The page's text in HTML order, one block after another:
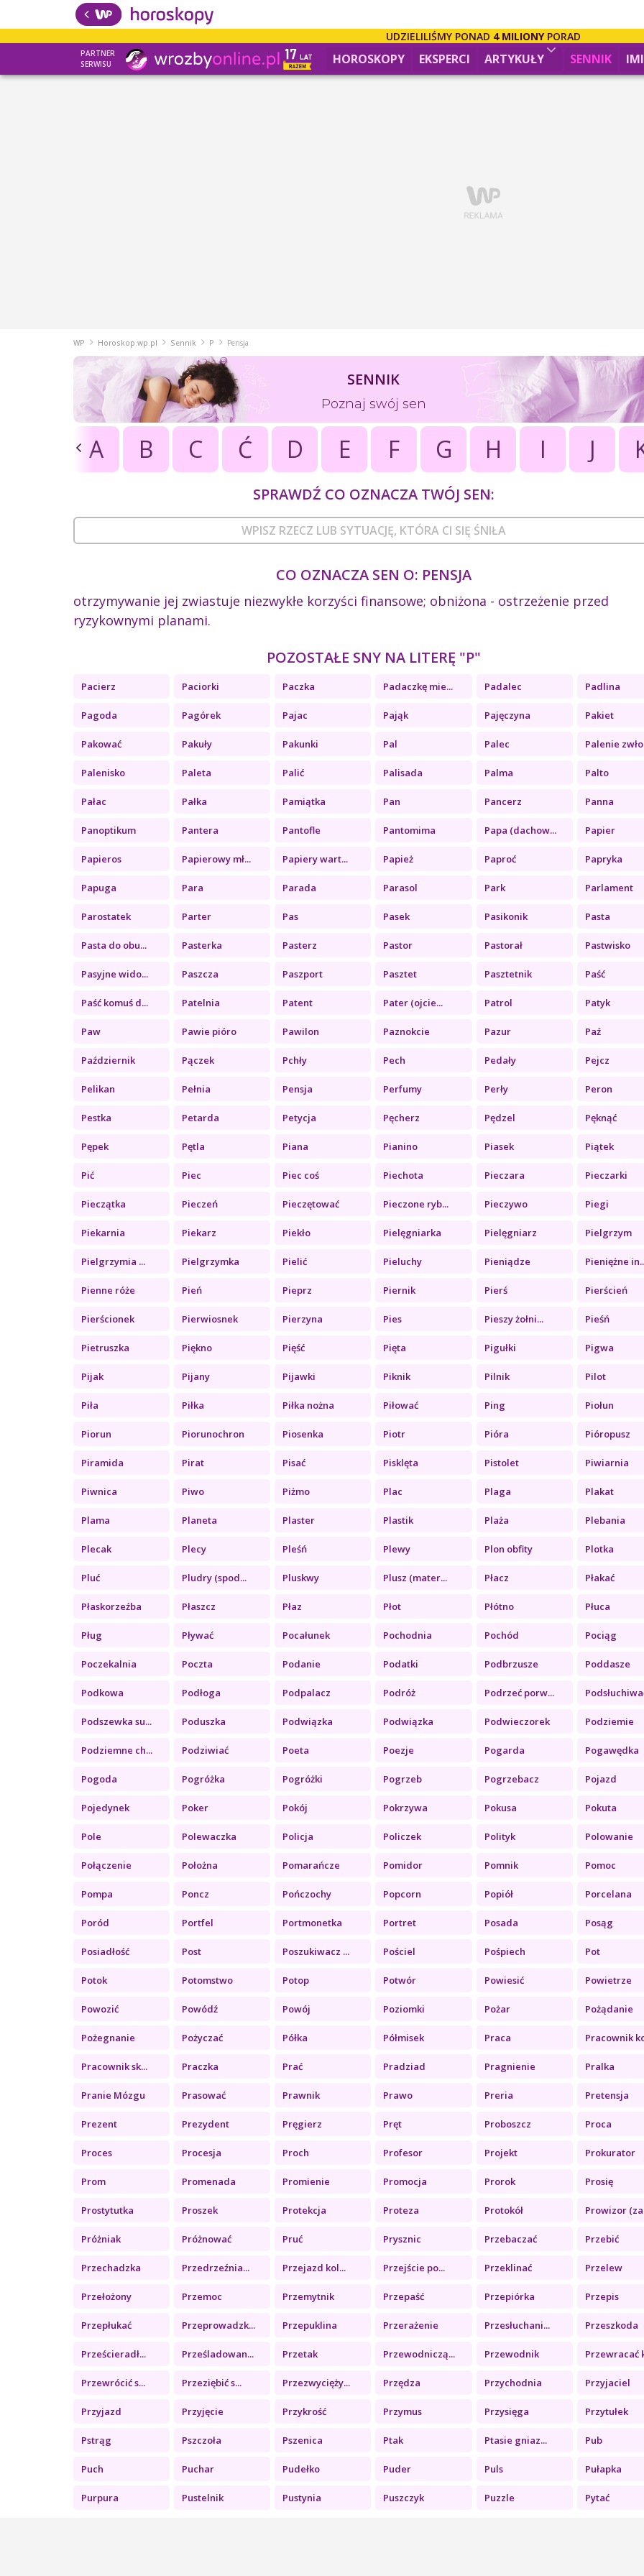
UDZIELILIŚMY PONAD 4 MILIONYPORAD
PARTNER
SERWISU
HOROSKOPY EKSPERCI ARTYKUŁY SENNIK
WP Horoskop.wp.pl Sennik P Pensja
SENNIK
Poznaj swój sen
A B C Ć D E F G H I J
SPRAWDŹ CO OZNACZA TWÓJ SEN:
CO OZNACZA SEN O: PENSJA
otrzymywanie jej zwiastuje niezwykłe korzyści finansowe; obniżona - ostrzeżenie przed
ryzykownymi planami.
POZOSTAŁE SNY NA LITERĘ "P"
Pacierz Paciorki Paczka Padaczkę mie... Padalec Padlina
Pagoda Pagórek Pajac Pająk Pajęczyna Pakiet
Pakować Pakuły Pakunki Pal Palec Palenie
Palenisko Paleta Palić Palisada Palma Palto
Pałac Pałka Pamiątka Pan Pancerz Panna
Panoptikum Pantera Pantofle Pantomima Papa (dachow... Papier
Papieros Papierowy mł... Papiery wart... Papież Paproć Papryka
Papuga Para Parada Parasol Park Parlament
Parostatek Parter Pas Pasek Pasikonik Pasta
Pasta do obu... Pasterka Pasterz Pastor Pastorał Pastwisko
Pasyjne wido... Paszcza Paszport Pasztet Pasztetnik Paść
Paść komuś d... Patelnia Patent Pater (ojcie... Patrol Patyk
Paw Pawie pióro Pawilon Paznokcie Pazur Paź
Październik Pączek Pchły Pech Pedały Pejcz
Pelikan Pełnia Pensja Perfumy Perły Peron
Pestka Petarda Petycja Pęcherz Pędzel Pęknąć
Pępek Pętla Piana Pianino Piasek Piątek
Pić Piec Piec coś Piechota Pieczara Pieczarki
Pieczątka Pieczeń Pieczętować Pieczone ryb... Pieczywo Piegi
Piekarnia Piekarz Piekło Pielęgniarka Pielęgniarz Pielgrzym
Pielgrzymia ... Pielgrzymka Pielić Pieluchy Pieniądze Pieniężne
Pienne róże Pień Pieprz Piernik Pierś Pierścień
Pierścionek Pierwiosnek Pierzyna Pies Pieszy żołni... Pieśń
Pietruszka Piękno Pięść Pięta Pigułki Pigwa
Pijak Pijany Pijawki Piknik Pilnik Pilot
Piła Piłka Piłka nożna Piłować Ping Piołun
Piorun Piorunochron Piosenka Piotr Pióra Pióropusz
Piramida Pirat Pisać Pisklęta Pistolet Piwiarnia
Piwnica Piwo Piżmo Plac Plaga Plakat
Plama Planeta Plaster Plastik Plaża Plebania
Plecak Plecy Pleśń Plewy Plon obfity Plotka
Pluć Pludry (spod... Pluskwy Plusz (mater... Płacz Płakać
Płaskorzeźba Płaszcz Płaz Płot Płótno Płuca
Pług Pływać Pocałunek Pochodnia Pochód Pociąg
Poczekalnia Poczta Podanie Podatki Podbrzusze Poddasze
Podkowa Podłoga Podpalacz Podróż Podrzeć porw...
Podszewka su... Poduszka Podwiązka Podwiązka Podwieczorek Podziemie
Podziemne ch... Podziwiać Poeta Poezje Pogarda Pogawędka
Pogoda Pogróżka Pogróżki Pogrzeb Pogrzebacz Pojazd
Pojedynek Poker Pokój Pokrzywa Pokusa Pokuta
Pole Polewaczka Policja Policzek Polityk Polowanie
Połączenie Położna Pomarańcze Pomidor Pomnik Pomoc
Pompa Poncz Pończochy Popcorn Popiół Porcelana
Poród Portfel Portmonetka Portret Posada Posąg
Posiadłość Post Poszukiwacz ... Pościel Pośpiech Pot
Potok Potomstwo Potop Potwór Powiesić Powietrze
Powozić Powódź Powój Poziomki Pożar Pożądanie
Pożegnanie Pożyczać Półka Półmisek Praca Pracownik
Pracownik sk... Praczka Prać Pradziad Pragnienie Pralka
Pranie Mózgu Prasować Prawnik Prawo Preria Pretensja
Prezent Prezydent Pręgierz Pręt Proboszcz Proca
Proces Procesja Proch Profesor Projekt Prokurator
Prom Promenada Promienie Promocja Prorok Prosię
Prostytutka Proszek Protekcja Proteza Protokół Prowizor
Próżniak Próżnować Pruć Prysznic Przebaczać Przebić
Przechadzka Przedrzeźnia... Przejazd kol... Przejście po... Przeklinać Przelew
Przełożony Przemoc Przemytnik Przepaść Przepiórka Przepis
Przepłukać Przeprowadzk... Przepuklina Przerażenie Przesłuchani... Przeszkoda
Prześcieradł... Prześladowan... Przetak Przewodniczą... Przewodnik Przewracać
Przewrócić s... Przeziębić s... Przezwycięży... Przędza Przychodnia Przyjaciel
Przyjazd Przyjęcie Przykrość Przymus Przysięga Przytułek
Pstrąg Pszczoła Pszenica Ptak Ptasie gniaz... Pub
Puch Puchar Pudełko Puder Puls Pułapka
Purpura Pustelnik Pustynia Puszczyk Puzzle Pytać